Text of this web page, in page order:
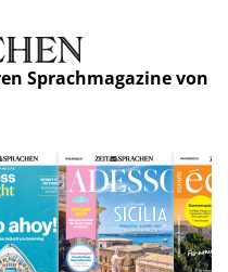
Sprachmagazine von